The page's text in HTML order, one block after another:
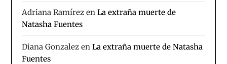
Adriana Ramírez enLa extraña muerte de
Natasha Fuentes
Diana Gonzalez enLa extraña muerte de Natasha
Fuentes